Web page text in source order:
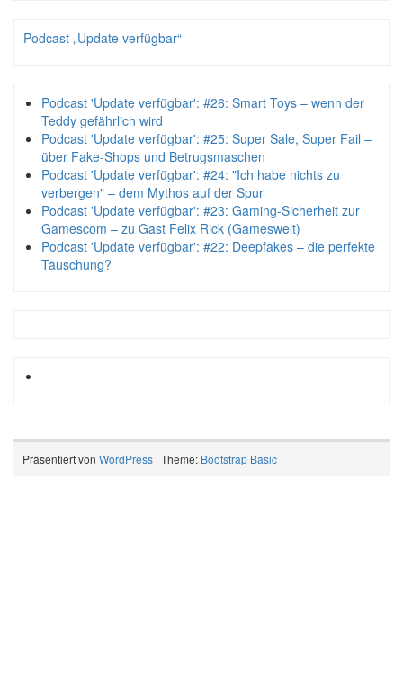
Podcast „Update verfügbar“
Podcast 'Update verfügbar': #26: Smart Toys – wenn der
Teddy gefährlich wird
Podcast 'Update verfügbar': #25: Super Sale, Super Fail –
über Fake-Shops und Betrugsmaschen
Podcast 'Update verfügbar': #24: "Ich habe nichts zu
verbergen" – dem Mythos auf der Spur
Podcast 'Update verfügbar': #23: Gaming-Sicherheit zur
Gamescom – zu Gast Felix Rick (Gameswelt)
Podcast 'Update verfügbar': #22: Deepfakes – die perfekte
Täuschung?
Präsentiert von WordPress | Theme: Bootstrap Basic